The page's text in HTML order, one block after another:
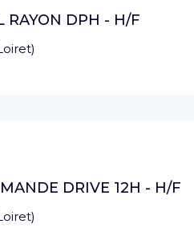
RAYON DPH - H/F
)
DRIVE 12H - H/F
)